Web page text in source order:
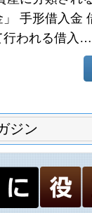
手形借入金
行われる借入
ジン